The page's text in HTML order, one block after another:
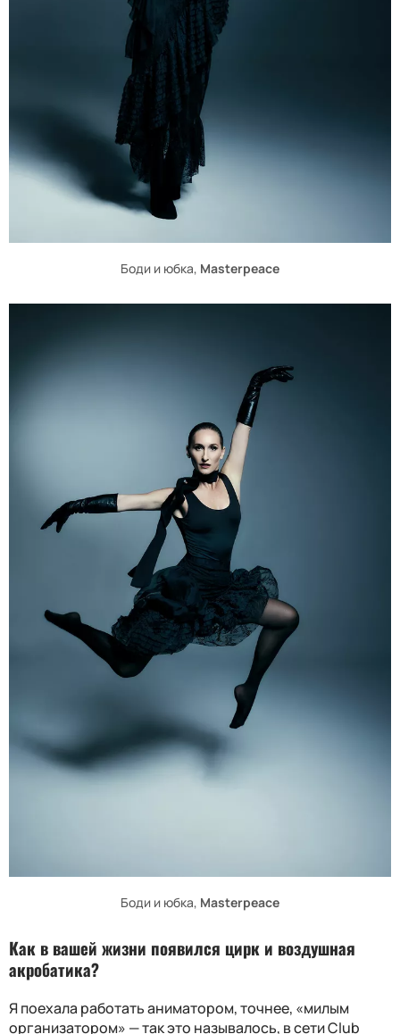
Боди и юбка, Masterpeace
Боди и юбка, Masterpeace
Как в вашей жизни появился цирк и воздушная
акробатика?
Я поехала работать аниматором, точнее, «милым
организатором» — так это называлось, в сети Club